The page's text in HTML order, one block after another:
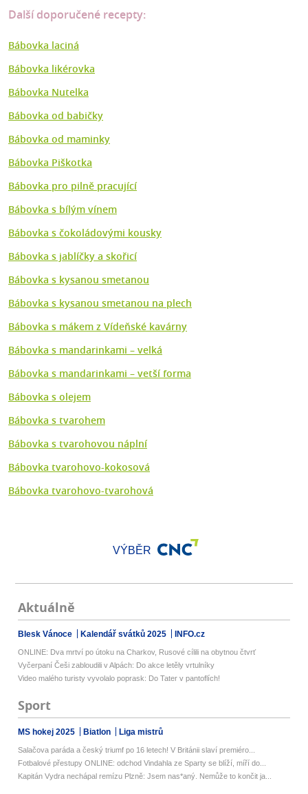
Další doporučené recepty:
Bábovka laciná
Bábovka likérovka
Bábovka Nutelka
Bábovka od babičky
Bábovka od maminky
Bábovka Piškotka
Bábovka pro pilně pracující
Bábovka s bílým vínem
Bábovka s čokoládovými kousky
Bábovka s jablíčky a skořicí
Bábovka s kysanou smetanou
Bábovka s kysanou smetanou na plech
Bábovka s mákem z Vídeňské kavárny
Bábovka s mandarinkami – velká
Bábovka s mandarinkami – vetší forma
Bábovka s olejem
Bábovka s tvarohem
Bábovka s tvarohovou náplní
Bábovka tvarohovo-kokosová
Bábovka tvarohovo-tvarohová
VÝBĚR
Aktuálně
Blesk Vánoce Kalendář svátků 2025 INFO.cz
ONLINE: Dva mrtví po útoku na Charkov, Rusové cílili na obytnou čtvrť
Vyčerpaní Češi zabloudili v Alpách: Do akce letěly vrtulníky
Video malého turisty vyvolalo poprask: Do Tater v pantoflích!
Sport
MS hokej 2025 Biatlon Liga mistrů
Salačova paráda a český triumf po 16 letech! V Británii slaví premiéro...
Fotbalové přestupy ONLINE: odchod Vindahla ze Sparty se blíží, míří do...
Kapitán Vydra nechápal remízu Plzně: Jsem nas*aný. Nemůže to končit ja...